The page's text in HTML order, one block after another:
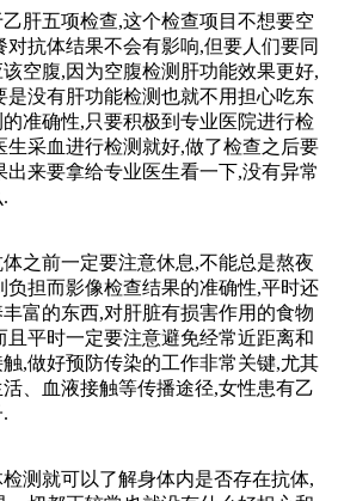
五项检查,这个检查项目不想要空
对抗体结果不会有影响,但要人们要同
空腹,因为空腹检测肝功能效果更好,
是没有肝功能检测也就不用担心吃东
准确性,只要积极到专业医院进行检
生采血进行检测就好,做了检查之后要
来要拿给专业医生看一下,没有异常
前一定要注意休息,不能总是熬夜
负担而影像检查结果的准确性,平时还
富的东西,对肝脏有损害作用的食物
且平时一定要注意避免经常近距离和
,做好预防传染的工作非常关键,尤其
、血液接触等传播途径,女性患有乙
就可以了解身体内是否存在抗体,